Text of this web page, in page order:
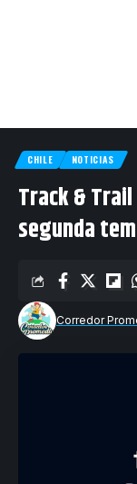
CHILE NOTICIAS
Track &
segunda
Corredor